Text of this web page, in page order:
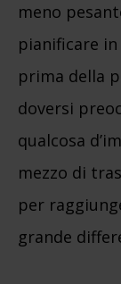
meno
pianificare
prima della
doversi
qualcosa
mezzo di
per
grande